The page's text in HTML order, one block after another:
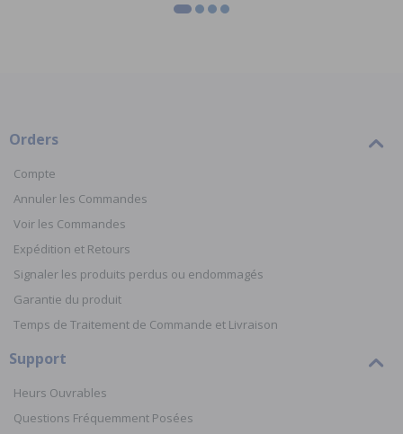
Orders
Compte
Annuler les Commandes
Voir les Commandes
Expédition et Retours
Signaler les produits perdus ou endommagés
Garantie du produit
Temps de Traitement de Commande et Livraison
Support
Heurs Ouvrables
Questions Fréquemment Posées